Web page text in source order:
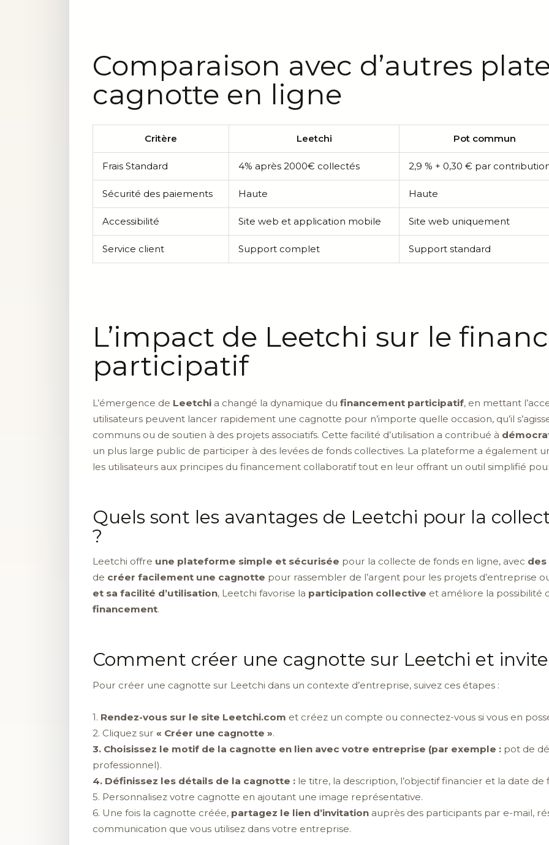
Comparaison avec d’autres
cagnotte en ligne
Critère Leetchi Pot commun
Frais Standard 4% après 2000€ collectés 2,9 % + 0,30 € par
Sécurité des paiements Haute Haute
Accessibilité Site web et application mobile Site web uniquement
Service client Support complet Support standard
L’impact de Leetchi sur le
participatif
L’émergence de Leetchi a changé la dynamique du financement participatif, en mettant
utilisateurs peuvent lancer rapidement une cagnotte pour n’importe quelle occasion, qu’il
communs ou de soutien à des projets associatifs. Cette facilité d’utilisation a contribué à
un plus large public de participer à des levées de fonds collectives. La plateforme a également
les utilisateurs aux principes du financement collaboratif tout en leur offrant un outil simplifié
Quels sont les avantages de Leetchi pour la
?
Leetchi offre une plateforme simple et sécurisée pour la collecte de fonds en ligne, avec
de créer facilement une cagnotte pour rassembler de l’argent pour les projets d’entreprise
et sa facilité d’utilisation, Leetchi favorise la participation collective et améliore la possibilité
financement.
Comment créer une cagnotte sur Leetchi et
Pour créer une cagnotte sur Leetchi dans un contexte d’entreprise, suivez ces étapes :
1. Rendez-vous sur le site Leetchi.com et créez un compte ou connectez-vous si vous en
2. Cliquez sur « Créer une cagnotte ».
3. Choisissez le motif de la cagnotte en lien avec votre entreprise (par exemple : pot de
professionnel).
4. Définissez les détails de la cagnotte : le titre, la description, l’objectif financier et la date de
5. Personnalisez votre cagnotte en ajoutant une image représentative.
6. Une fois la cagnotte créée, partagez le lien d’invitation auprès des participants par e-mail,
communication que vous utilisez dans votre entreprise.